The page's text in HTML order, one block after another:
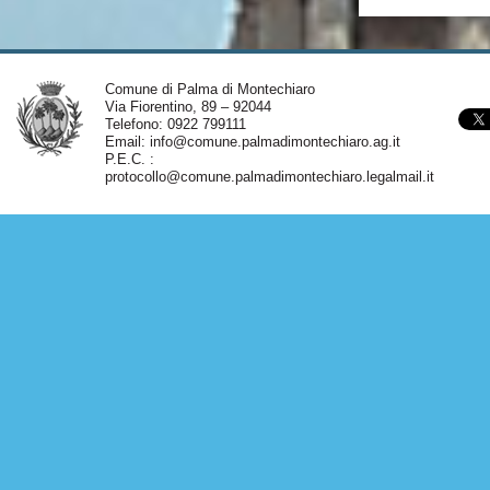
Comune di Palma di Montechiaro
Via Fiorentino, 89 – 92044
Telefono: 0922 799111
Email: info@comune.palmadimontechiaro.ag.it
P.E.C. :
protocollo@comune.palmadimontechiaro.legalmail.it